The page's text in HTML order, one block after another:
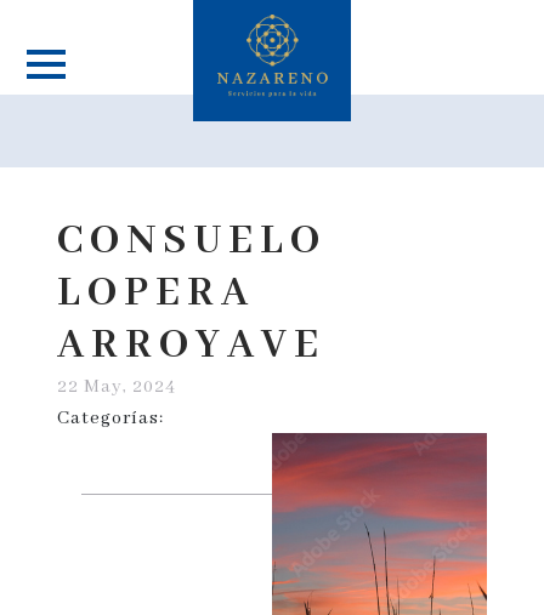
CONSUELO
LOPERA
ARROYAVE
22 May, 2024
Categorías: